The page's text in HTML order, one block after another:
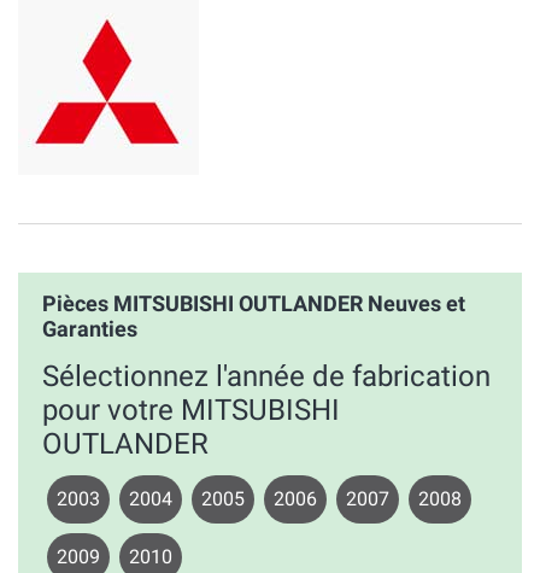
Pièces MITSUBISHI OUTLANDER Neuves et
Garanties
Sélectionnez l'année de fabrication
pour votre MITSUBISHI
OUTLANDER
2003 2004 2005 2006 2007 2008
2009 2010